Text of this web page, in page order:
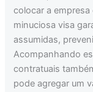
colocar a
minuciosa visa
assumidas,
Acompanhando
contratuais
pode agregar um